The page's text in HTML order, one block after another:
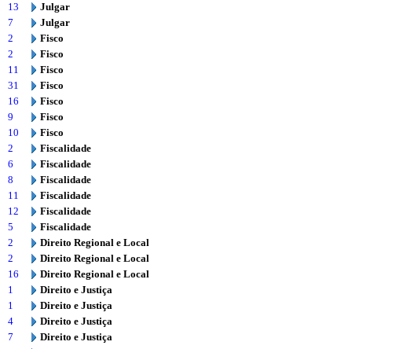
13
Julgar
7
Julgar
2
Fisco
2
Fisco
11
Fisco
31
Fisco
16
Fisco
9
Fisco
10
Fisco
2
Fiscalidade
6
Fiscalidade
8
Fiscalidade
11
Fiscalidade
12
Fiscalidade
5
Fiscalidade
2
Direito Regional e Local
2
Direito Regional e Local
16
Direito Regional e Local
1
Direito e Justiça
1
Direito e Justiça
4
Direito e Justiça
7
Direito e Justiça